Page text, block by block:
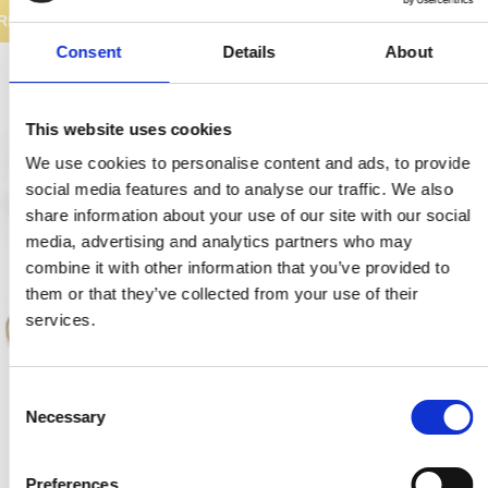
Consent Details About
This website uses cookies
We use cookies to personalise content and ads, to provide
social media features and to analyse our traffic. We also
share information about your use of our site with our social
media, advertising and analytics partners who may
combine it with other information that you’ve provided to
them or that they’ve collected from your use of their
services.
Necessary
Preferences